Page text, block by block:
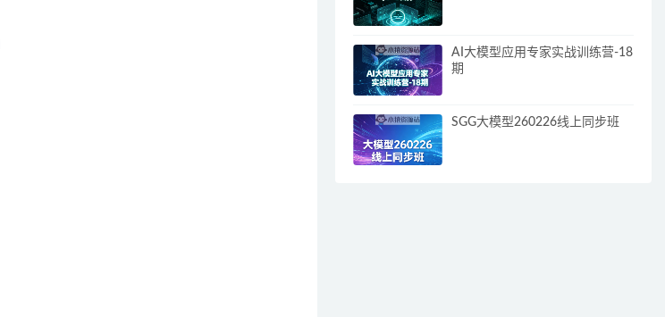
AI大模型应用专家实战训练营-18
期
SGG大模型260226线上同步班